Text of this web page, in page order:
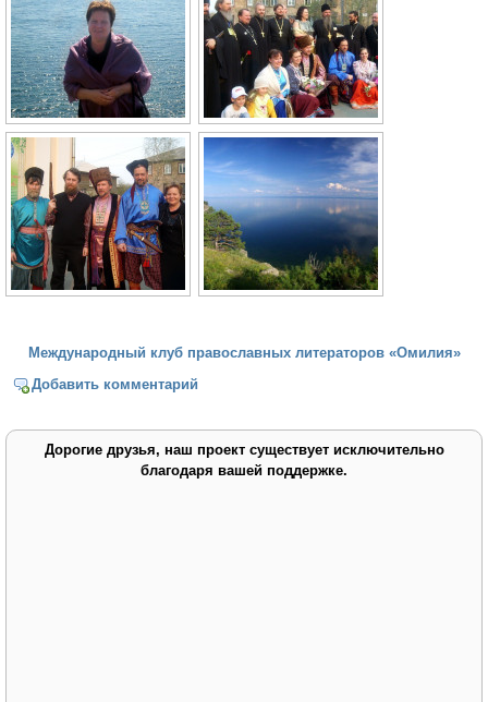
Международный клуб православных литераторов «Омилия»
Добавить комментарий
Дорогие друзья, наш проект существует исключительно
благодаря вашей поддержке.